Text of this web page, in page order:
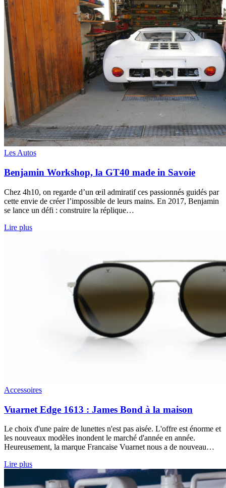
Les Autos
Benjamin Workshop, la GT40 made in Savoie
Chez 4h10, on regarde d’un œil admiratif ces passionnés guidés par
cette envie de créer l’impossible de leurs mains. En 2017, Benjamin
se lance un défi : construire la réplique…
Lire plus
Accessoires
Vuarnet Edge 1613 : James Bond à la maison
Le choix d'une paire de lunettes n'est pas aisée. L'offre est énorme et
les nouveaux modèles inondent le marché d'année en année.
Heureusement, la marque Francaise Vuarnet nous a de nouveau…
Lire plus